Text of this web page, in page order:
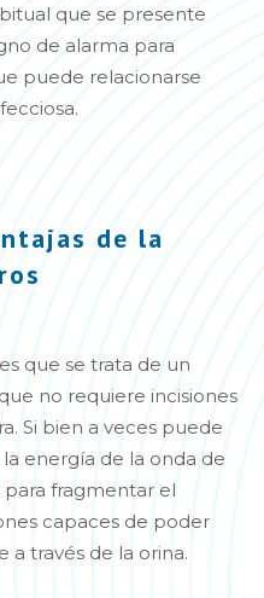
que se presente
de alarma para
puede relacionarse
de la
que se trata de un
no requiere incisiones
Si bien a veces puede
energía de la onda de
fragmentar el
capaces de poder
a través de la orina.